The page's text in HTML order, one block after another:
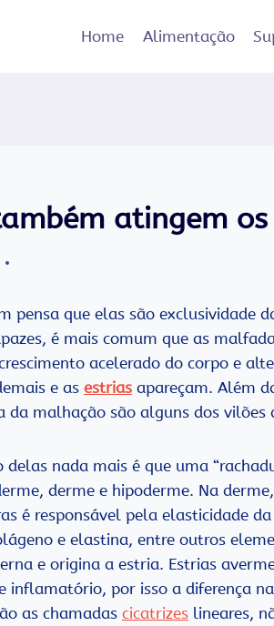
Home Alimentação
atingem
pensa que elas são exclusividade
é mais comum que as
acelerado do corpo e
e as estrias apareçam. Além
da malhação são alguns dos vilões
delas nada mais é que uma
derme e hipoderme. Na
é responsável pela elasticidade
e elastina, entre outros
e origina a estria. Estrias
inflamatório, por isso a diferença
as chamadas cicatrizes lineares,